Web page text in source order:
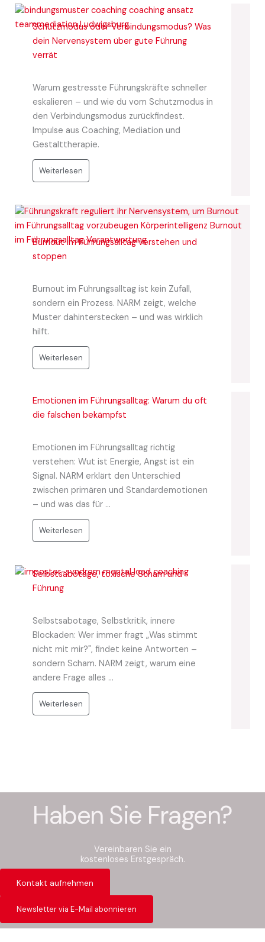
Schutzmodus oder Verbindungsmodus? Was
dein Nervensystem über gute Führung
verrät
Warum gestresste Führungskräfte schneller
eskalieren – und wie du vom Schutzmodus in
den Verbindungsmodus zurückfindest.
Impulse aus Coaching, Mediation und
Gestalttherapie.
Weiterlesen
Burnout im Führungsalltag verstehen und
stoppen
Burnout im Führungsalltag ist kein Zufall,
sondern ein Prozess. NARM zeigt, welche
Muster dahinterstecken – und was wirklich
hilft.
Weiterlesen
Emotionen im Führungsalltag: Warum du oft
die falschen bekämpfst
Emotionen im Führungsalltag richtig
verstehen: Wut ist Energie, Angst ist ein
Signal. NARM erklärt den Unterschied
zwischen primären und Standardemotionen
– und was das für ...
Weiterlesen
Selbstsabotage, toxische Scham und
Führung
Selbstsabotage, Selbstkritik, innere
Blockaden: Wer immer fragt „Was stimmt
nicht mit mir?", findet keine Antworten –
sondern Scham. NARM zeigt, warum eine
andere Frage alles ...
Weiterlesen
Haben Sie Fragen?
Vereinbaren Sie ein
kostenloses Erstgespräch.
Kontakt aufnehmen
Newsletter via E-Mail abonnieren